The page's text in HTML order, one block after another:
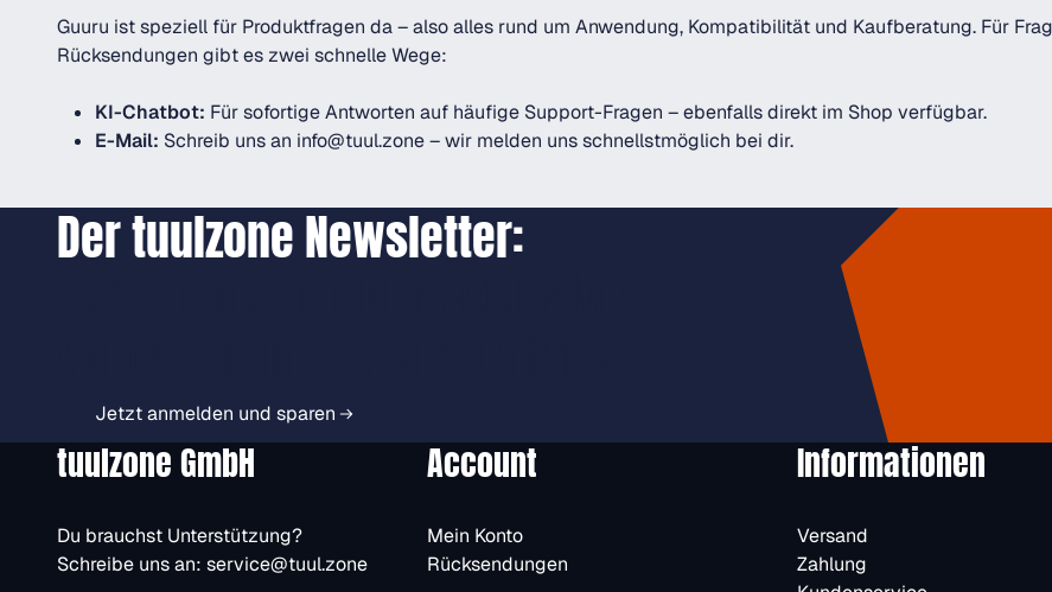
Guuru ist speziell für Produktfragen da – also alles rund um Anwendung, Kompatibilität und Kaufberatung. Für
Rücksendungen gibt es zwei schnelle Wege:
KI-Chatbot: Für sofortige Antworten auf häufige Support-Fragen – ebenfalls direkt im Shop verfügbar.
E-Mail: Schreib uns an info@tuul.zone– wir melden uns schnellstmöglich bei dir.
Der tuulzone Newsletter:
Jetzt anmelden und sparen
tuulzone GmbH
Du brauchst Unterstützung?
Schreibe uns an: service@tuul.zone
Account
Mein Konto
Rücksendungen
Informationen
Versand
Zahlung